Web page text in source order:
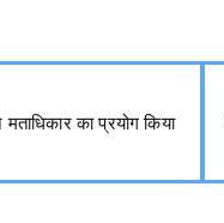
का प्रयोग किया